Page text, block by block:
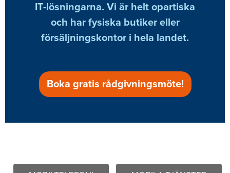
IT-lösningarna. Vi är helt opartiska
och har fysiska butiker eller
försäljningskontor i hela landet.
Boka gratis rådgivningsmöte!